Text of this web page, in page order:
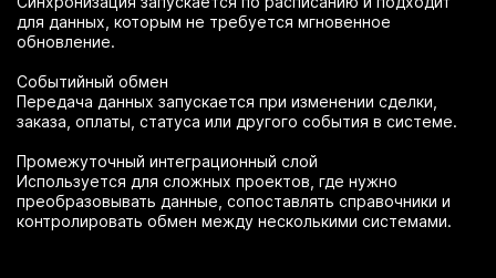
для данных, которым не требуется мгновенное
обновление.
Событийный обмен
Передача данных запускается при изменении сделки,
заказа, оплаты, статуса или другого события в системе.
Промежуточный интеграционный слой
Используется для сложных проектов, где нужно
преобразовывать данные, сопоставлять справочники и
контролировать обмен между несколькими системами.